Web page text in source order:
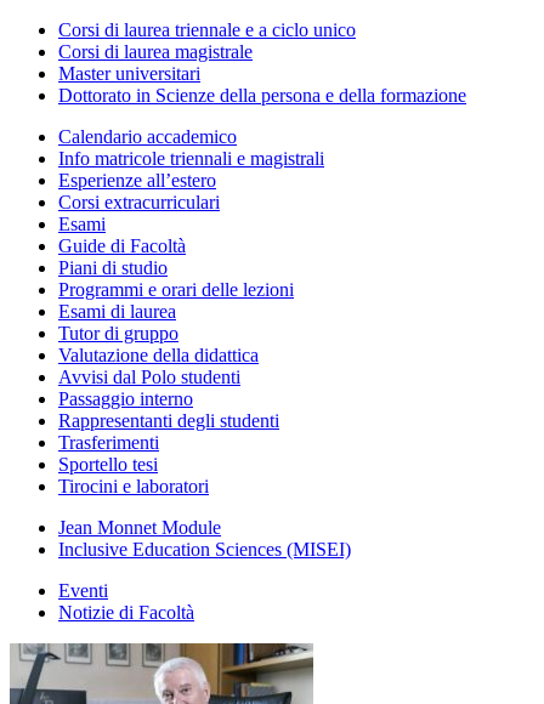
Corsi di laurea triennale e a ciclo unico
Corsi di laurea magistrale
Master universitari
Dottorato in Scienze della persona e della formazione
Calendario accademico
Info matricole triennali e magistrali
Esperienze all’estero
Corsi extracurriculari
Esami
Guide di Facoltà
Piani di studio
Programmi e orari delle lezioni
Esami di laurea
Tutor di gruppo
Valutazione della didattica
Avvisi dal Polo studenti
Passaggio interno
Rappresentanti degli studenti
Trasferimenti
Sportello tesi
Tirocini e laboratori
Jean Monnet Module
Inclusive Education Sciences (MISEI)
Eventi
Notizie di Facoltà